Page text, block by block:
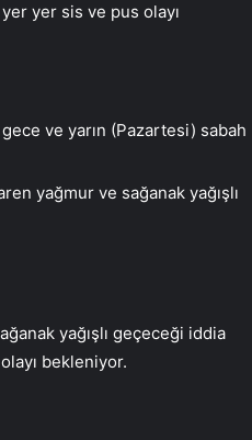
yer sis ve pus olayı
ve yarın (Pazartesi) sabah
yağmur ve sağanak yağışlı
yağışlı geçeceği iddia
bekleniyor.